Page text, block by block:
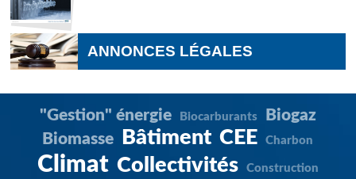
ANNONCES LÉGALES
"Gestion" énergie Biocarburants
Biogaz
Biomasse
Bâtiment CEE Charbon
Climat Collectivités Construction